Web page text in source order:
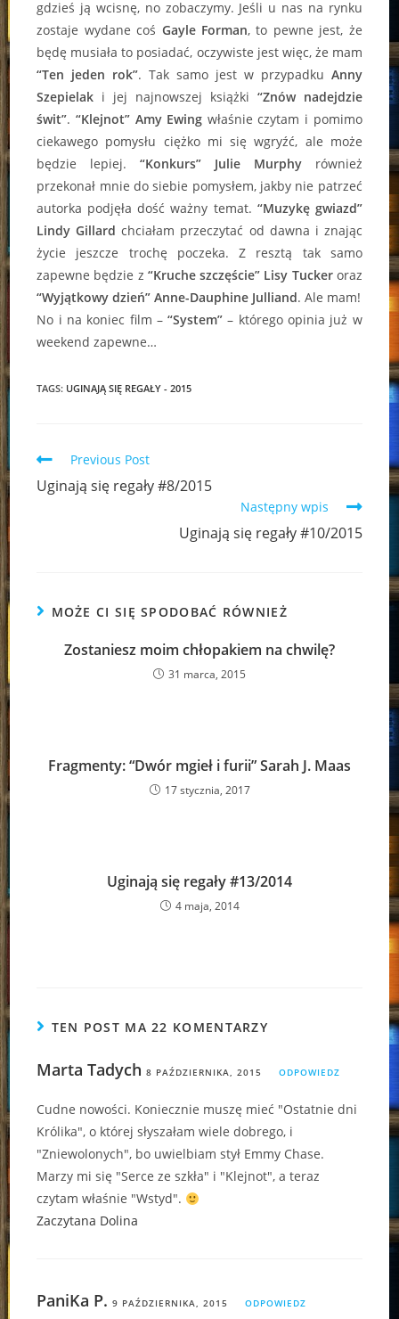
gdzieś ją wcisnę, no zobaczymy. Jeśli u nas na rynku
zostaje wydane coś Gayle Forman, to pewne jest, że
będę musiała to posiadać, oczywiste jest więc, że mam
“Ten jeden rok”. Tak samo jest w przypadku Anny
Szepielak i jej najnowszej książki “Znów nadejdzie
świt”. “Klejnot” Amy Ewing właśnie czytam i pomimo
ciekawego pomysłu ciężko mi się wgryźć, ale może
będzie lepiej.“Konkurs” Julie Murphyrównież
przekonał mnie do siebie pomysłem, jakby nie patrzeć
autorka podjęła dość ważny temat. “Muzykę gwiazd”
Lindy Gillard chciałam przeczytać od dawna i znając
życie jeszcze trochę poczeka. Z resztą tak samo
zapewne będzie z “Kruche szczęście” Lisy Tuckeroraz
“Wyjątkowy dzień” Anne-Dauphine Julliand. Ale mam!
No i na koniec film –“System” – którego opinia już w
weekend zapewne…
TAGS: UGINAJĄ SIĘ REGAŁY - 2015
Read
articles
Previous Post
Uginają się regały #8/2015
Następny wpis
Uginają się regały #10/2015
MOŻE CI SIĘ SPODOBAĆ RÓWNIEŻ
Zostaniesz moim chłopakiem na chwilę?
31 marca, 2015
Fragmenty: “Dwór mgieł i furii” Sarah J. Maas
17 stycznia, 2017
Uginają się regały #13/2014
4 maja, 2014
TEN POST MA 22 KOMENTARZY
Marta Tadych 8 PAŹDZIERNIKA, 2015 ODPOWIEDZ
Cudne nowości. Koniecznie muszę mieć "Ostatnie dni
Królika", o której słyszałam wiele dobrego, i
"Zniewolonych", bo uwielbiam stył Emmy Chase.
Marzy mi się "Serce ze szkła" i "Klejnot", a teraz
czytam właśnie "Wstyd".
Zaczytana Dolina
PaniKa P. 9 PAŹDZIERNIKA, 2015 ODPOWIEDZ